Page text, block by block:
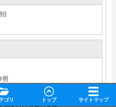
)
照
ゴリ トップ サイトマップ